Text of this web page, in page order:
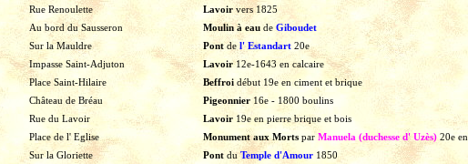
Rue Renoulette Lavoir vers 1825
Au bord du Sausseron Moulin à eau de Giboudet
Sur la Mauldre Pont de l' Estandart 20e
Impasse Saint-Adjuton Lavoir12e-1643 en calcaire
Place Saint-Hilaire Beffroi début 19e en ciment et brique
Château de Bréau Pigeonnier 16e - 1800 boulins
Rue du Lavoir Lavoir 19e en pierre brique et bois
Place de l' Eglise Monument aux Morts par Manuela (duchesse d' Uzès) 20e en
Sur la Gloriette Pont du Temple d'Amour 1850